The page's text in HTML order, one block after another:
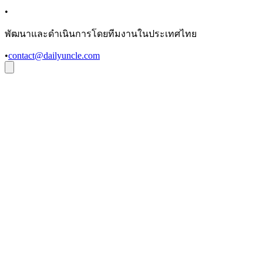
•
พัฒนาและดำเนินการโดยทีมงานในประเทศไทย
•contact@dailyuncle.com